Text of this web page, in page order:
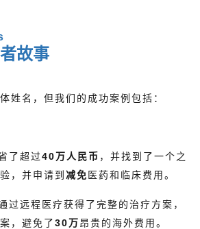
故事
姓名，但我们的成功案例包括：
了超过40万人民币 ，并找到了一个之
，并申请到 减免 医药和临床费用。
过远程医疗获得了完整的治疗方案，
，避免了30万昂贵的海外费用。